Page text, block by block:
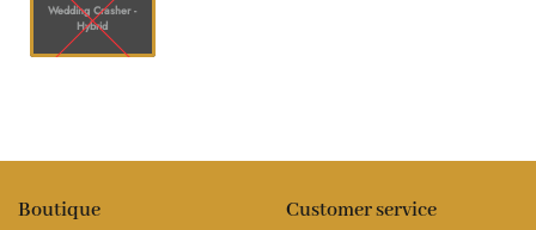
Wedding Crasher -
Hybrid
Boutique Customer service